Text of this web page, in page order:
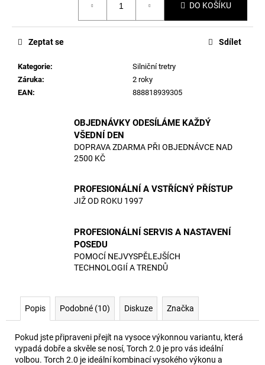
DO KOŠÍKU
Kategorie:
Silniční tretry
Záruka:
2 roky
EAN: 888818939305
Zeptat se Sdílet
OBJEDNÁVKY ODESÍLÁME KAŽDÝ
VŠEDNÍ DEN
DOPRAVA ZDARMA PŘI OBJEDNÁVCE NAD
2500 KČ
PROFESIONÁLNÍ A VSTŘÍCNÝ PŘÍSTUP
JIŽ OD ROKU 1997
PROFESIONÁLNÍ SERVIS A NASTAVENÍ
POSEDU
POMOCÍ NEJVYSPĚLEJŠÍCH
TECHNOLOGIÍ A TRENDŮ
Popis Podobné (10) Diskuze Značka
Pokud jste připraveni přejít na vysoce výkonnou variantu, která
vypadá dobře a skvěle se nosí, Torch 2.0 je pro vás ideální
volbou. Torch 2.0 je ideální kombinací vysokého výkonu a